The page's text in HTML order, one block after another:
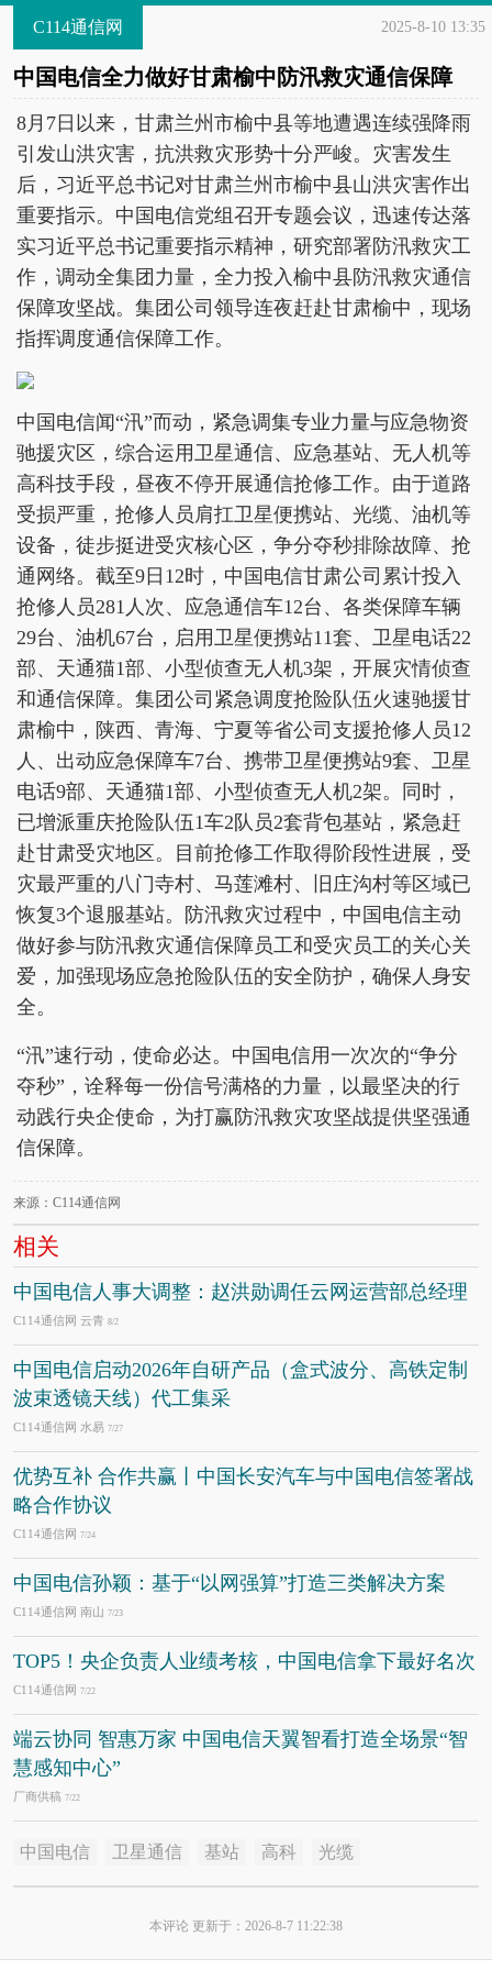
C114通信网 2025-8-10 13:35
中国电信全力做好甘肃榆中防汛救灾通信保障
8月7日以来，甘肃兰州市榆中县等地遭遇连续强降雨
引发山洪灾害，抗洪救灾形势十分严峻。灾害发生
后，习近平总书记对甘肃兰州市榆中县山洪灾害作出
重要指示。中国电信党组召开专题会议，迅速传达落
实习近平总书记重要指示精神，研究部署防汛救灾工
作，调动全集团力量，全力投入榆中县防汛救灾通信
保障攻坚战。集团公司领导连夜赶赴甘肃榆中，现场
指挥调度通信保障工作。
中国电信闻“汛”而动，紧急调集专业力量与应急物资
驰援灾区，综合运用卫星通信、应急基站、无人机等
高科技手段，昼夜不停开展通信抢修工作。由于道路
受损严重，抢修人员肩扛卫星便携站、光缆、油机等
设备，徒步挺进受灾核心区，争分夺秒排除故障、抢
通网络。截至9日12时，中国电信甘肃公司累计投入
抢修人员281人次、应急通信车12台、各类保障车辆
29台、油机67台，启用卫星便携站11套、卫星电话22
部、天通猫1部、小型侦查无人机3架，开展灾情侦查
和通信保障。集团公司紧急调度抢险队伍火速驰援甘
肃榆中，陕西、青海、宁夏等省公司支援抢修人员12
人、出动应急保障车7台、携带卫星便携站9套、卫星
电话9部、天通猫1部、小型侦查无人机2架。同时，
已增派重庆抢险队伍1车2队员2套背包基站，紧急赶
赴甘肃受灾地区。目前抢修工作取得阶段性进展，受
灾最严重的八门寺村、马莲滩村、旧庄沟村等区域已
恢复3个退服基站。防汛救灾过程中，中国电信主动
做好参与防汛救灾通信保障员工和受灾员工的关心关
爱，加强现场应急抢险队伍的安全防护，确保人身安
全。
“汛”速行动，使命必达。中国电信用一次次的“争分
夺秒”，诠释每一份信号满格的力量，以最坚决的行
动践行央企使命，为打赢防汛救灾攻坚战提供坚强通
信保障。
来源：C114通信网
相关
中国电信人事大调整：赵洪勋调任云网运营部总经理
C114通信网 云青 8/2
中国电信启动2026年自研产品（盒式波分、高铁定制
波束透镜天线）代工集采
C114通信网 水易 7/27
优势互补 合作共赢丨中国长安汽车与中国电信签署战
略合作协议
C114通信网 7/24
中国电信孙颖：基于“以网强算”打造三类解决方案
C114通信网 南山 7/23
TOP5！央企负责人业绩考核，中国电信拿下最好名次
C114通信网 7/22
端云协同 智惠万家 中国电信天翼智看打造全场景“智
慧感知中心”
厂商供稿 7/22
中国电信 卫星通信 基站 高科 光缆
本评论 更新于：2026-8-7 11:22:38